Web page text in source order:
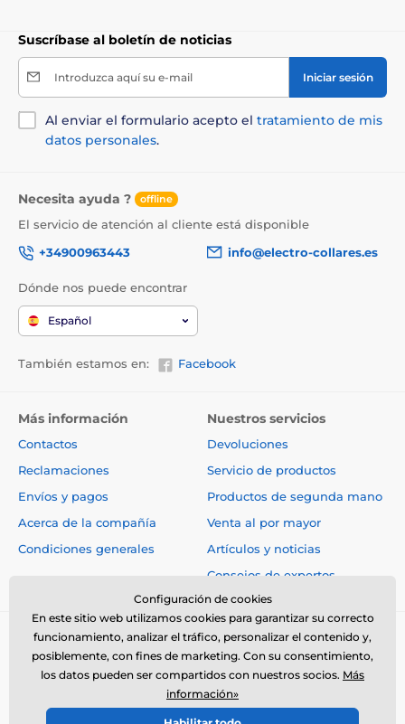
Suscríbase al boletín de noticias
Introduzca aquí su e-mail Iniciar sesión
Al enviar el formulario acepto el tratamiento de mis
datos personales.
Necesita ayuda ? offline
El servicio de atención al cliente está disponible
+34900963443
info@electro-collares.es
Dónde nos puede encontrar
Español
También estamos en: Facebook
Más información
Contactos
Reclamaciones
Envíos y pagos
Acerca de la compañía
Condiciones generales
Nuestros servicios
Devoluciones
Servicio de productos
Productos de segunda mano
Venta al por mayor
Artículos y noticias
Consejos de expertos
© 2026 www.electro-collares.es ⦁ Tienda electrónica creada por
Configuración de cookies
En este sitio web utilizamos cookies para garantizar su correcto
funcionamiento, analizar el tráfico, personalizar el contenido y,
posiblemente, con fines de marketing. Con su consentimiento,
los datos pueden ser compartidos con nuestros socios. Más
información»